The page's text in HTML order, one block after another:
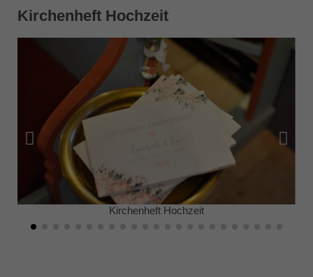
Kirchenheft Hochzeit
Kirchenheft Hochzeit